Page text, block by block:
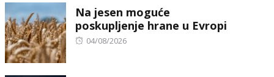
Na jesen moguće
poskupljenje hrane u Evropi
Posted
04/08/2026